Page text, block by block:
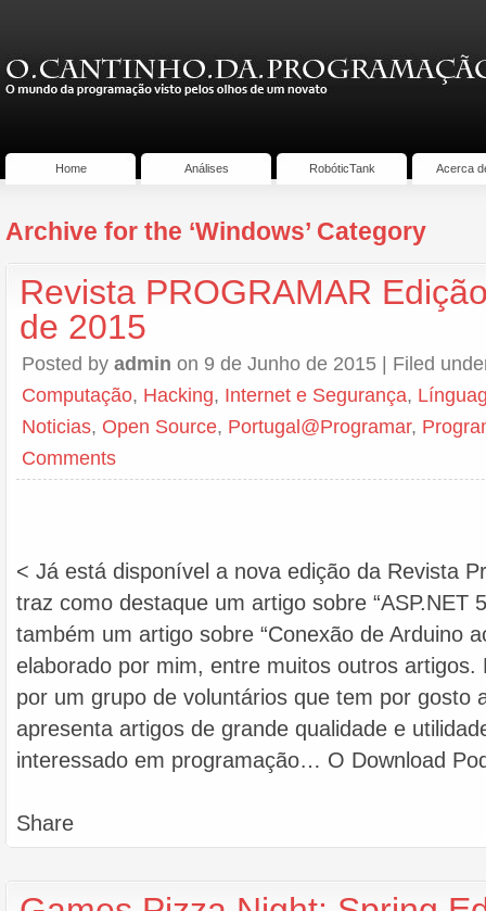
Home Análises RobóticTank Acerca
Archive for the ‘Windows’ Category
Revista PROGRAMAR
de 2015
Posted by admin on 9 de Junho de 2015 | Filed
Computação, Hacking, Internet e Segurança,
Noticias, Open Source, Portugal@Programar,
Comments
< Já está disponível a nova edição da Revista
traz como destaque um artigo sobre “ASP.NET
também um artigo sobre “Conexão de Arduino
elaborado por mim, entre muitos outros artigos.
por um grupo de voluntários que tem por gosto
apresenta artigos de grande qualidade e
interessado em programação… O Download
Share